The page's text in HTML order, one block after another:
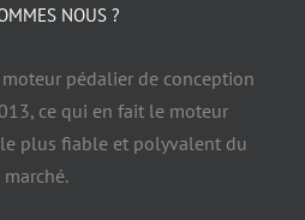
NOUS ?
pédalier de conception
ce qui en fait le moteur
plus fiable et polyvalent du
marché.